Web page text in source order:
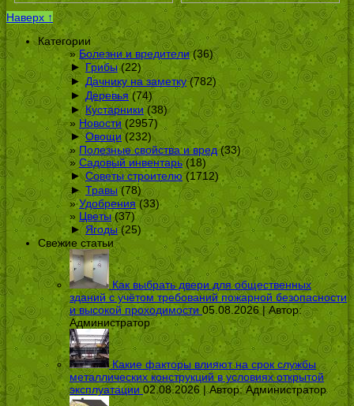
Наверх ↑
Категории
Болезни и вредители(36)
► Грибы(22)
► Дачнику на заметку(782)
► Деревья (74)
► Кустарники(38)
Новости (2957)
► Овощи(232)
Полезные свойства и вред(33)
Садовый инвентарь(18)
► Советы строителю(1712)
► Травы(78)
Удобрения(33)
Цветы(37)
► Ягоды(25)
Свежие статьи
Как выбрать двери для общественных
зданий с учётом требований пожарной безопасности
и высокой проходимости 05.08.2026 | Автор:
Администратор
Какие факторы влияют на срок службы
металлических конструкций в условиях открытой
эксплуатации 02.08.2026 | Автор:Администратор